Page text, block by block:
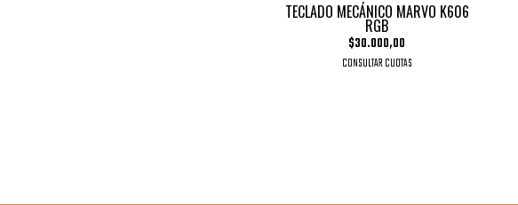
TECLADO MECÁNICO MARVO K606
RGB
$30.000,00
CONSULTAR CUOTAS